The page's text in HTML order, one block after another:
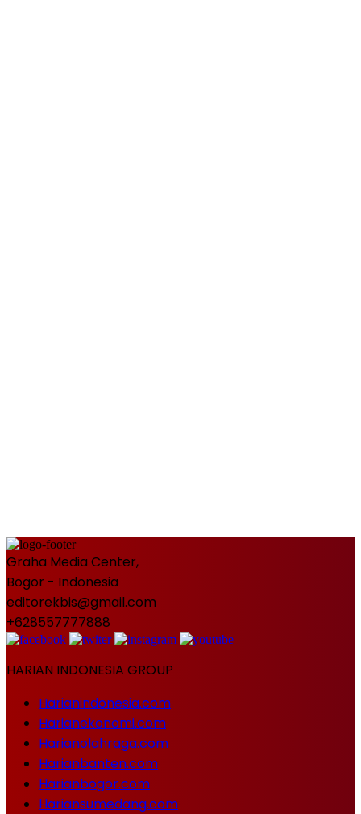
Graha Media Center,
Bogor - Indonesia
editorekbis@gmail.com
+628557777888
HARIAN INDONESIA GROUP
Harianindonesia.com
Harianekonomi.com
Harianolahraga.com
Harianbanten.com
Harianbogor.com
Hariansumedang.com